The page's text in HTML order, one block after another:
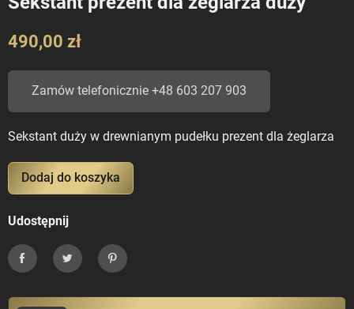
490,00 zł
Zamów telefonicznie +48 603 207 903
Sekstant duży w drewnianym pudełku prezent dla żeglarza
Dodaj do koszyka
Udostępnij
UdostępnijTweetujPinterest